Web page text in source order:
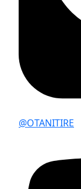
@OTANITIRE